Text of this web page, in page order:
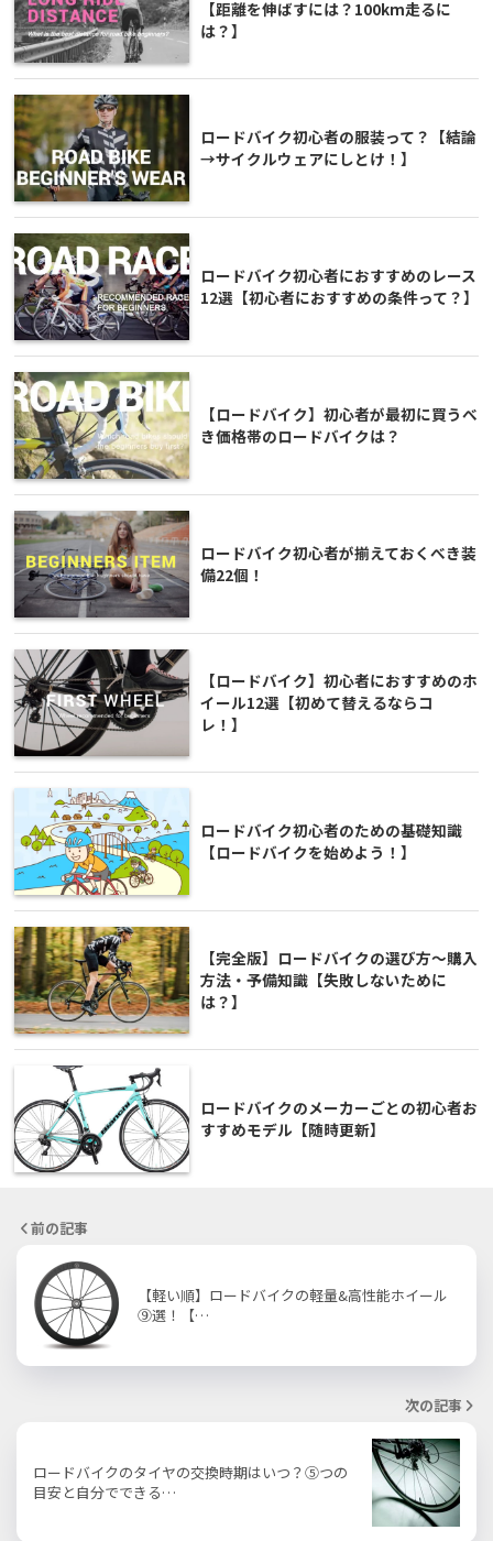
【距離を伸ばすには？100km走るに
は？】
ロードバイク初心者の服装って？【結論
→サイクルウェアにしとけ！】
ロードバイク初心者におすすめのレース
12選【初心者におすすめの条件って？】
【ロードバイク】初心者が最初に買うべ
き価格帯のロードバイクは？
ロードバイク初心者が揃えておくべき装
備22個！
【ロードバイク】初心者におすすめのホ
イール12選【初めて替えるならコ
レ！】
ロードバイク初心者のための基礎知識
【ロードバイクを始めよう！】
【完全版】ロードバイクの選び方～購入
方法・予備知識【失敗しないために
は？】
ロードバイクのメーカーごとの初心者お
すすめモデル【随時更新】
前の記事
【軽い順】ロードバイクの軽量&高性能ホイール
⑨選！【…
次の記事
ロードバイクのタイヤの交換時期はいつ？⑤つの
目安と自分でできる…